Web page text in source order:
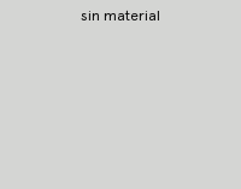
sin material